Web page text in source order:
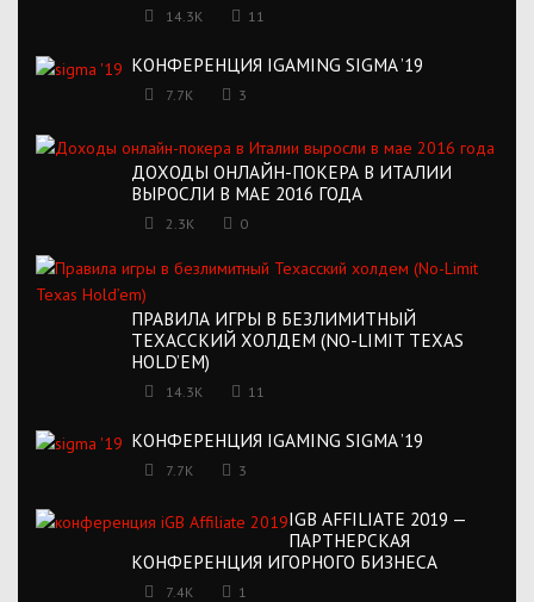
14.3K 11
КОНФЕРЕНЦИЯ IGAMING SIGMA ’19
7.7K 3
ДОХОДЫ ОНЛАЙН-ПОКЕРА В ИТАЛИИ
ВЫРОСЛИ В МАЕ 2016 ГОДА
2.3K 0
ПРАВИЛА ИГРЫ В БЕЗЛИМИТНЫЙ
ТЕХАССКИЙ ХОЛДЕМ (NO-LIMIT TEXAS
HOLD’EM)
14.3K 11
КОНФЕРЕНЦИЯ IGAMING SIGMA ’19
7.7K 3
IGB AFFILIATE 2019 —
ПАРТНЕРСКАЯ
КОНФЕРЕНЦИЯ ИГОРНОГО БИЗНЕСА
7.4K 1